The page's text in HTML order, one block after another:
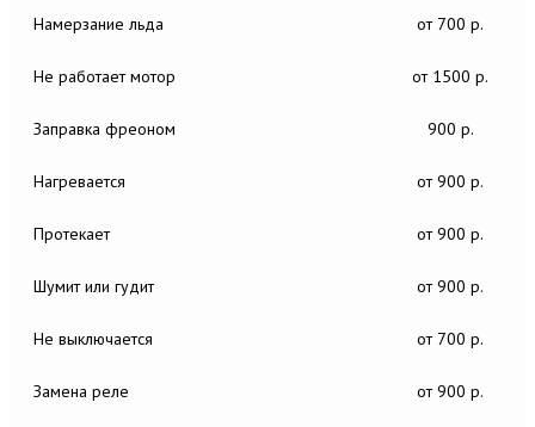
Намерзание льда от 700 р.
Не работает мотор от 1500 р.
Заправка фреоном 900 р.
Нагревается от 900 р.
Протекает от 900 р.
Шумит или гудит от 900 р.
Не выключается от 700 р.
Замена реле от 900 р.